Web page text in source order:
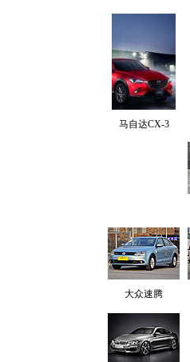
马自达CX-3
大众速腾